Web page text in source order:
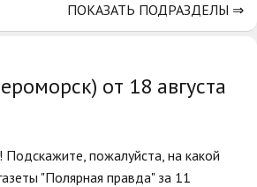
от 18 августа
пожалуйста, на какой
"Полярная правда" за 11
ПОКАЗАТЬ ПОДРАЗДЕЛЫ ⇒